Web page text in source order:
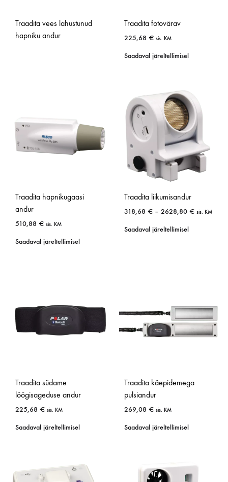
Traadita vees lahustunud
hapniku andur
Traadita fotovärav
225,68 € sis. KM
Saadaval järeltellimisel
Traadita hapnikugaasi
andur
510,88 € sis. KM
Saadaval järeltellimisel
Traadita liikumisandur
318,68 € – 2628,80 € sis. KM
Saadaval järeltellimisel
Traadita südame
löögisageduse andur
225,68 € sis. KM
Saadaval järeltellimisel
Traadita käepidemega
pulsiandur
269,08 € sis. KM
Saadaval järeltellimisel